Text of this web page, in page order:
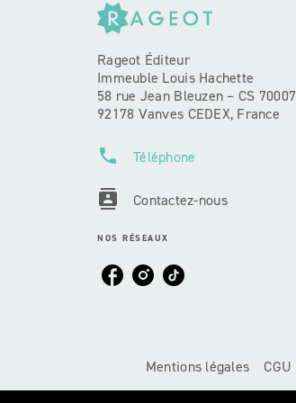
Rageot Éditeur
Immeuble Louis Hachette
58 rue Jean Bleuzen – CS 70007
92178 Vanves CEDEX, France
phone Téléphone
contacts Contactez-nous
NOS RÉSEAUX
Mentions légales CGU